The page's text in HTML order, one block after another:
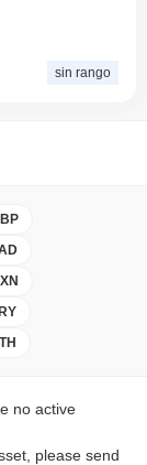
sin rango
no active
please send